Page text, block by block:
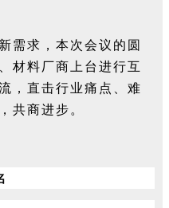
需求，本次会议的圆
材料厂商上台进行互
，直击行业痛点、难
共商进步。